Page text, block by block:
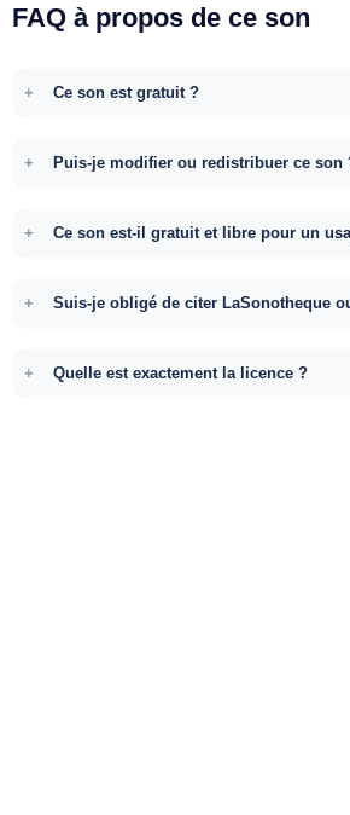
FAQ à propos de ce son
Ce son est gratuit ?
Puis-je modifier ou redistribuer ce son
Ce son est-il gratuit et libre pour un
Suis-je obligé de citer LaSonotheque
Quelle est exactement la licence ?